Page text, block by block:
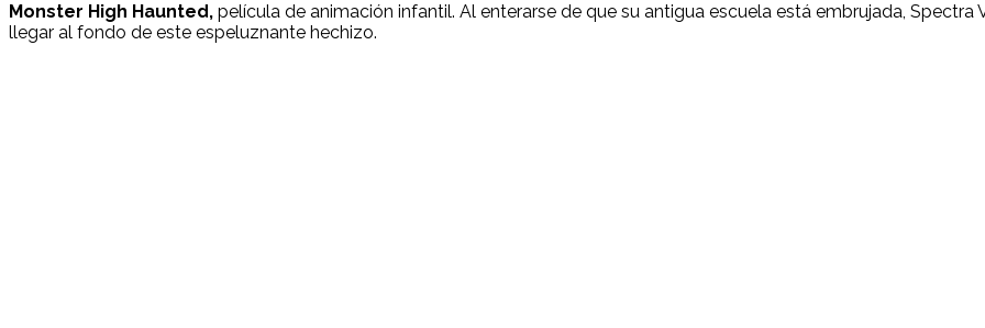
Monster High Haunted, película de animación infantil. Al enterarse de que su antigua escuela está embrujada,
llegar al fondo de este espeluznante hechizo.